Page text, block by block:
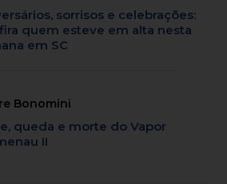
sorrisos e celebrações:
quem esteve em alta nesta
em SC
Bonomini
queda e morte do Vapor
II